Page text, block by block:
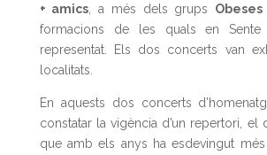
+ amics , a més dels grups Obeses
formacions de les quals en Sente
representat. Els dos concerts van
localitats.
En aquests dos concerts
constatar la vigència d’un repertori, el
que amb els anys ha esdevingut